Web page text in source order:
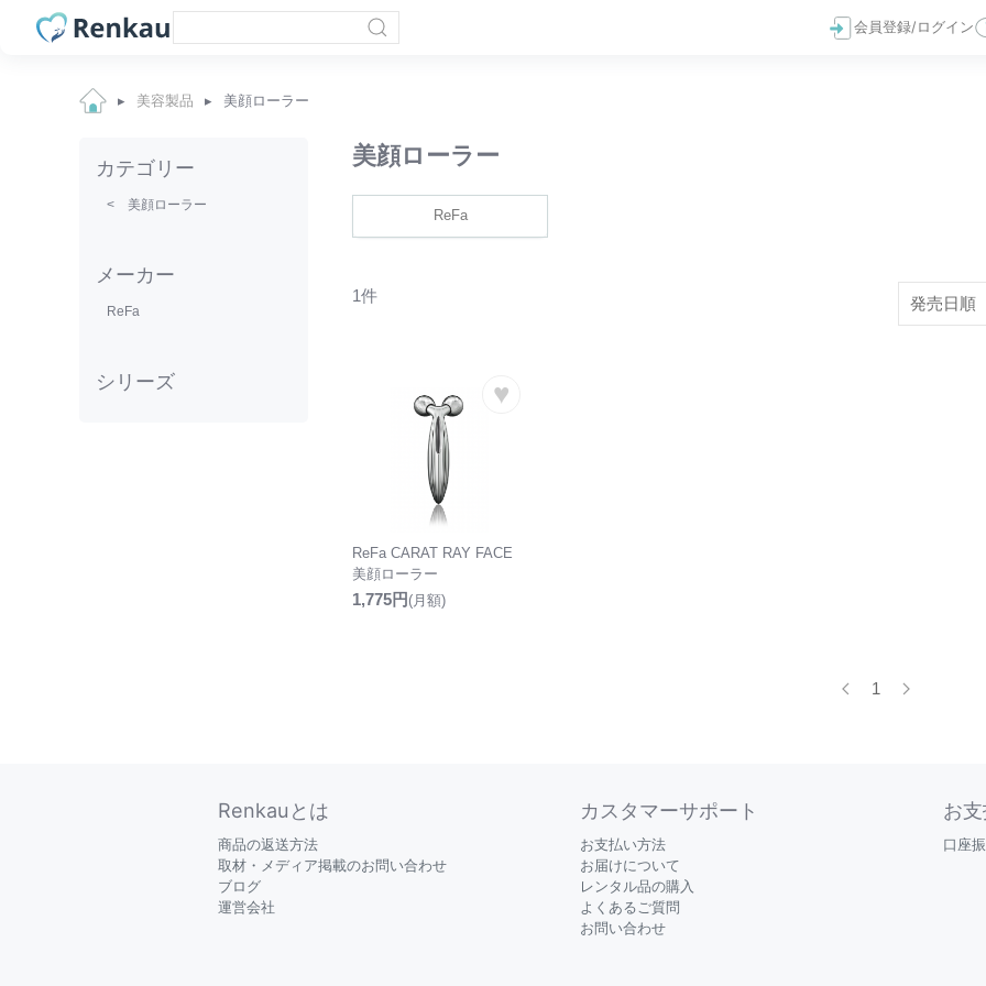
会員登録/ログイン
美容製品 美顔ローラー
カテゴリー
< 美顔ローラー
メーカー
ReFa
シリーズ
美顔ローラー
ReFa
1件
♥
ReFa CARAT RAY FACE
美顔ローラー
1,775円(月額)
1
Renkauとは
商品の返送方法
取材・メディア掲載のお問い合わせ
ブログ
運営会社
カスタマーサポート
お支払い方法
お届けについて
レンタル品の購入
よくあるご質問
お問い合わせ
お
口座